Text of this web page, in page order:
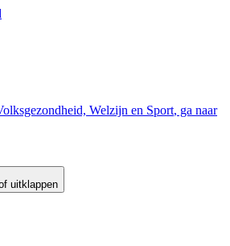
Welzijn en Sport, ga naar
uitklappen